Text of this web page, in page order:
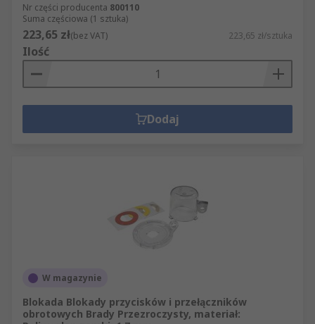
Nr części producenta 800110
Suma częściowa (1 sztuka)
223,65 zł(bez VAT) 223,65 zł/sztuka
Ilość
Dodaj
W magazynie
Blokada Blokady przycisków i przełączników
obrotowych Brady Przezroczysty, materiał: